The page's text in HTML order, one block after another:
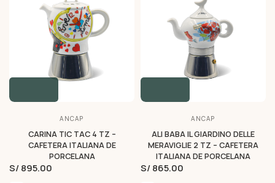
ANCAP
CARINA TIC TAC 4 TZ –
CAFETERA ITALIANA DE
PORCELANA
S/ 895.00
ANCAP
ALI BABA IL GIARDINO DELLE
MERAVIGLIE 2 TZ – CAFETERA
ITALIANA DE PORCELANA
S/ 865.00